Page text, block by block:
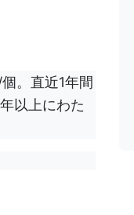
。直近1年間
以上にわた